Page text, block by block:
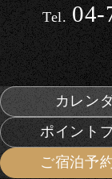
Tel.04-
カレン
ポイント
ご宿泊予